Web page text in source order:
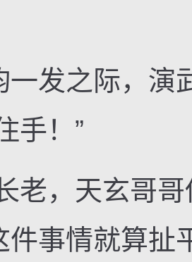
之际，演
手！”
，天玄哥哥
件事情就算扯